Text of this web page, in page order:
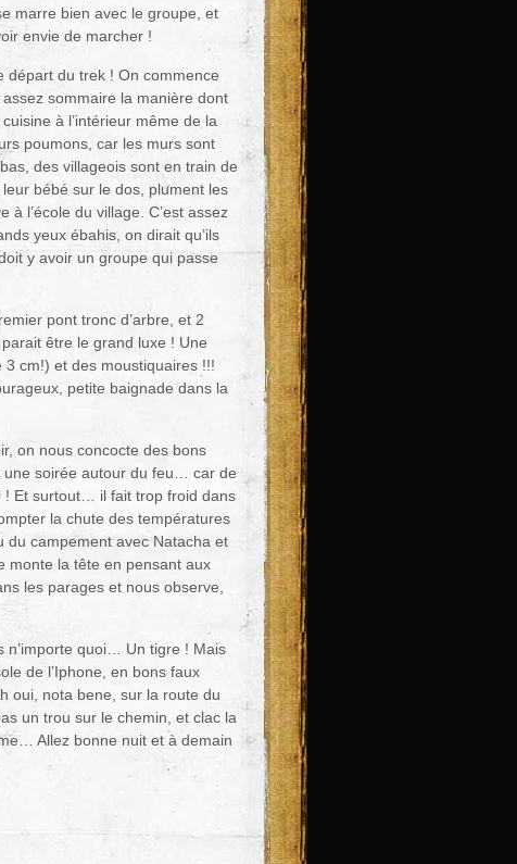
marre bien avec le groupe, et
envie de marcher !
départ du trek ! On commence
sommaire la manière dont
à l’intérieur même de la
poumons, car les murs sont
des villageois sont en train de
bébé sur le dos, plument les
l’école du village. C’est assez
yeux ébahis, on dirait qu’ils
y avoir un groupe qui passe
pont tronc d’arbre, et 2
être le grand luxe ! Une
cm!) et des moustiquaires !!!
petite baignade dans la
on nous concocte des bons
une soirée autour du feu… car de
! Et surtout… il fait trop froid dans
la chute des températures
du campement avec Natacha et
monte la tête en pensant aux
les parages et nous observe,
n’importe quoi… Un tigre ! Mais
de l’Iphone, en bons faux
oui, nota bene, sur la route du
un trou sur le chemin, et clac la
Allez bonne nuit et à demain